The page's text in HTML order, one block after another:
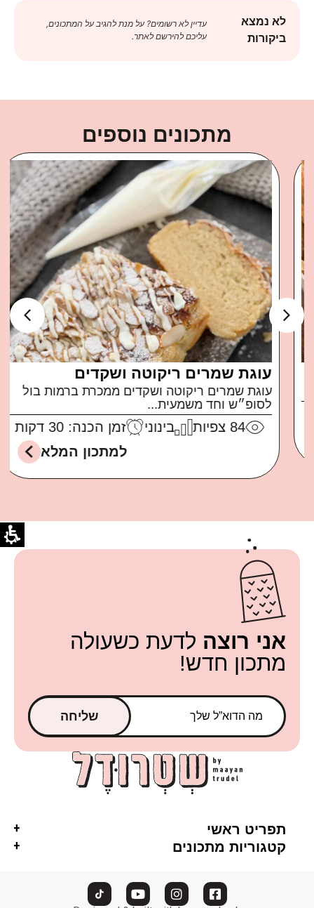
לא נמצא
ביקורות
עדיין לא רשומים? על מנת להגיב על המתכונים,
עליכם להירשם לאתר.
מתכונים נוספים
עוגת שמרים ריקוטה ושקדים
עוגת שמרים ריקוטה ושקדים ממכרת ברמות בול
לסופ״ש וחד משמעית...
84צפיות בינוני
זמן הכנה: 30 דקות
למתכון המלא
אני רוצה לדעת כשעולה
מתכון חדש!
שליחה
תפריט ראשי
מתכונים
קטגוריות מתכונים
ארוחה בסיר אחד
טבעוני